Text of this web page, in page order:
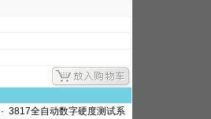
· 3817全自动数字硬度测试系